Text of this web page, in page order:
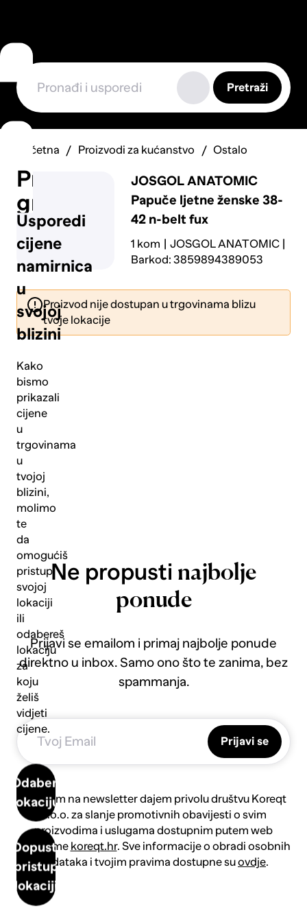
Usporedi
cijene
namirnica
u
svojoj
blizini
Kako
bismo
prikazali
cijene
u
trgovinama
u
tvojoj
blizini,
molimo
te
da
omogućiš
pristup
svojoj
lokaciji
ili
odabereš
lokaciju
za
koju
želiš
vidjeti
cijene.
Odaberi
lokaciju
Dopusti
pristup
lokaciji
Prijavi
grešku
Pošalji
Pretraži
Početna Proizvodi za kućanstvo Ostalo
JOSGOL ANATOMIC
Papuče ljetne ženske 38-
42 n-belt fux
1 kom
JOSGOL ANATOMIC
Barkod: 3859894389053
Proizvod nije dostupan u trgovinama blizu
tvoje lokacije
Ne propusti najbolje
ponude
Prijavi se emailom i primaj najbolje ponude
direktno u inbox. Samo ono što te zanima, bez
spammanja.
Prijavi se
Prijavom na newsletter dajem privolu društvu Koreqt
d.o.o. za slanje promotivnih obavijesti o svim
proizvodima i uslugama dostupnim putem web
platforme koreqt.hr. Sve informacije o obradi osobnih
podataka i tvojim pravima dostupne suovdje.